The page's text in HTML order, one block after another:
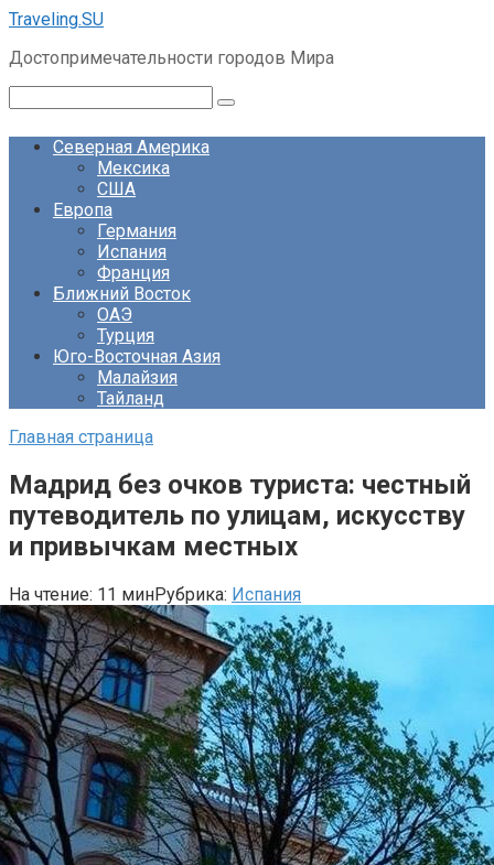
Перейти
контенту
Traveling.SU
Достопримечательности городов Мира
Северная Америка
Мексика
США
Европа
Германия
Испания
Франция
Ближний Восток
ОАЭ
Турция
Юго-Восточная Азия
Малайзия
Тайланд
Главная страница
Мадрид без очков туриста: честный
путеводитель по улицам, искусству
и привычкам местных
На чтение: 11 минРубрика: Испания